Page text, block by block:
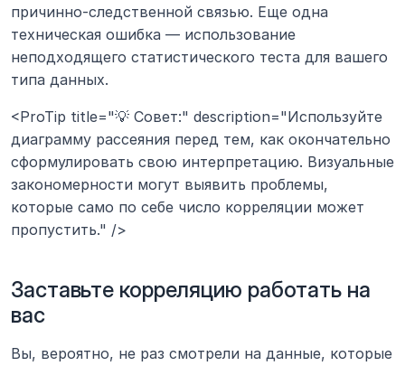
причинно-следственной связью. Еще одна
техническая ошибка — использование
неподходящего статистического теста для вашего
типа данных.
<ProTip title="💡 Совет:" description="Используйте
диаграмму рассеяния перед тем, как окончательно
сформулировать свою интерпретацию. Визуальные
закономерности могут выявить проблемы,
которые само по себе число корреляции может
пропустить." />
Заставьте корреляцию работать на
вас
Вы, вероятно, не раз смотрели на данные, которые